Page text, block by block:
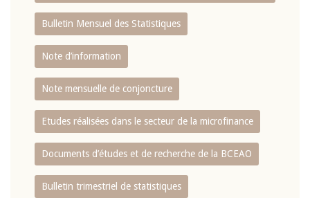
Bulletin Mensuel des Statistiques
Note d’information
Note mensuelle de conjoncture
Etudes réalisées dans le secteur de la microfinance
Documents d’études et de recherche de la BCEAO
Bulletin trimestriel de statistiques